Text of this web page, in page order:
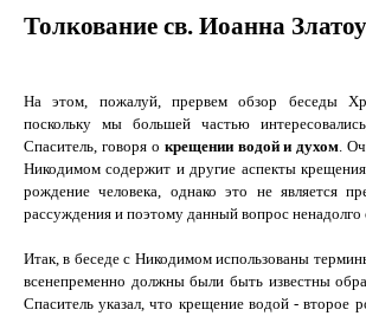
Толкование св. Иоанна
На этом, пожалуй, прервем обзор беседы
поскольку мы большей частью
Спаситель, говоря о крещении водой и духом.
Никодимом содержит и другие аспекты
рождение человека, однако это не является
рассуждения и поэтому данный вопрос
Итак, в беседе с Никодимом использованы
всенепременно должны были быть известны
Спаситель указал, что крещение водой - второе